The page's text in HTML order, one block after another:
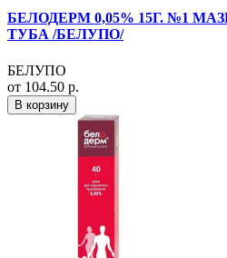
БЕЛОДЕРМ 0,05% 15Г. №1
ТУБА /БЕЛУПО/
БЕЛУПО
от 104.50 р.
В корзину